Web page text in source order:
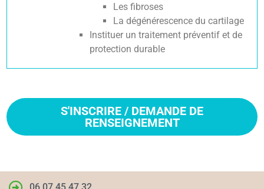
Les fibroses
La dégénérescence du cartilage
Instituer un traitement préventif et de
protection durable
S'INSCRIRE / DEMANDE DE
RENSEIGNEMENT
06 07 45 47 32